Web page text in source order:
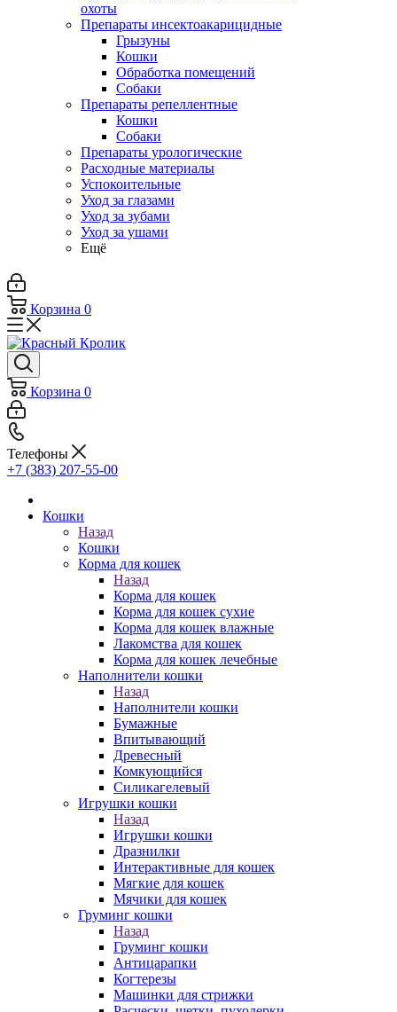
охоты
Препараты инсектоакарицидные
Грызуны
Кошки
Обработка помещений
Собаки
Препараты репеллентные
Кошки
Собаки
Препараты урологические
Расходные материалы
Успокоительные
Уход за глазами
Уход за зубами
Уход за ушами
Ещё
Корзина 0
Корзина 0
Телефоны
+7 (383) 207-55-00
Кошки
Назад
Кошки
Корма для кошек
Назад
Корма для кошек
Корма для кошек сухие
Корма для кошек влажные
Лакомства для кошек
Корма для кошек лечебные
Наполнители кошки
Назад
Наполнители кошки
Бумажные
Впитывающий
Древесный
Комкующийся
Силикагелевый
Игрушки кошки
Назад
Игрушки кошки
Дразнилки
Интерактивные для кошек
Мягкие для кошек
Мячики для кошек
Груминг кошки
Назад
Груминг кошки
Антицарапки
Когтерезы
Машинки для стрижки